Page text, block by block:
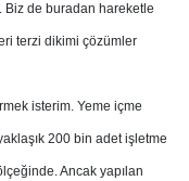
Biz de buradan hareketle
terzi dikimi çözümler
isterim. Yeme içme
200 bin adet işletme
Ancak yapılan